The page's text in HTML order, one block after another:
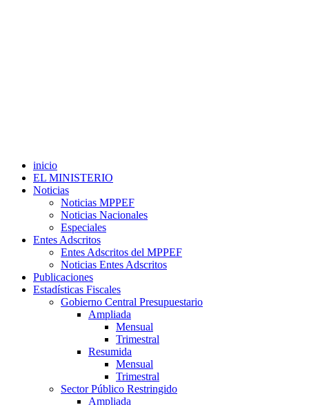
inicio
EL MINISTERIO
Noticias
Noticias MPPEF
Noticias Nacionales
Especiales
Entes Adscritos
Entes Adscritos del MPPEF
Noticias Entes Adscritos
Publicaciones
Estadísticas Fiscales
Gobierno Central Presupuestario
Ampliada
Mensual
Trimestral
Resumida
Mensual
Trimestral
Sector Público Restringido
Ampliada